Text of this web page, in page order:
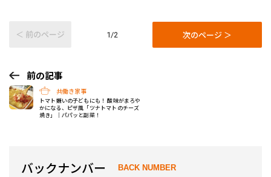
＜ 前のページ 1/2 次のページ ＞
前の記事
共働き家事
トマト嫌いの子どもにも！ 酸味がまろや
かになる、ピザ風「ツナトマトのチーズ
焼き」｜パパッと副菜！
バックナンバー BACK NUMBER